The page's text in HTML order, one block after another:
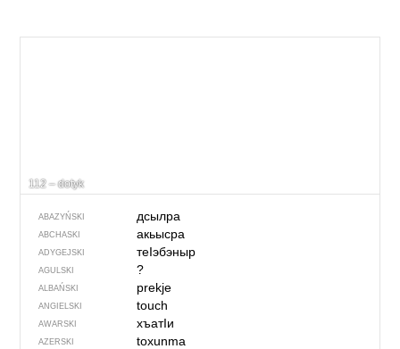
112 – dotyk
ABAZYŃSKI дсылра
ABCHASKI акьысра
ADYGEJSKI теIэбэныр
AGULSKI ?
ALBAŃSKI prekje
ANGIELSKI touch
AWARSKI хъатIи
AZERSKI toxunma